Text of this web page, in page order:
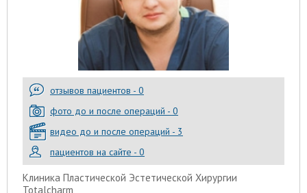
отзывов пациентов - 0
фото до и после операций - 0
видео до и после операций - 3
пациентов на сайте - 0
Клиника Пластической Эстетической Хирургии
Totalcharm